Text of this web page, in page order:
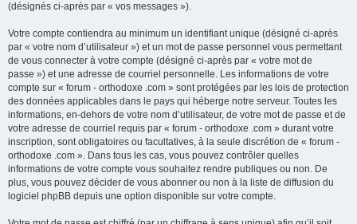
(désignés ci-après par « vos messages »).
Votre compte contiendra au minimum un identifiant unique (désigné ci-après
par « votre nom d’utilisateur ») et un mot de passe personnel vous permettant
de vous connecter à votre compte (désigné ci-après par « votre mot de
passe ») et une adresse de courriel personnelle. Les informations de votre
compte sur « forum - orthodoxe .com » sont protégées par les lois de protection
des données applicables dans le pays qui héberge notre serveur. Toutes les
informations, en-dehors de votre nom d’utilisateur, de votre mot de passe et de
votre adresse de courriel requis par « forum - orthodoxe .com » durant votre
inscription, sont obligatoires ou facultatives, à la seule discrétion de « forum -
orthodoxe .com ». Dans tous les cas, vous pouvez contrôler quelles
informations de votre compte vous souhaitez rendre publiques ou non. De
plus, vous pouvez décider de vous abonner ou non à la liste de diffusion du
logiciel phpBB depuis une option disponible sur votre compte.